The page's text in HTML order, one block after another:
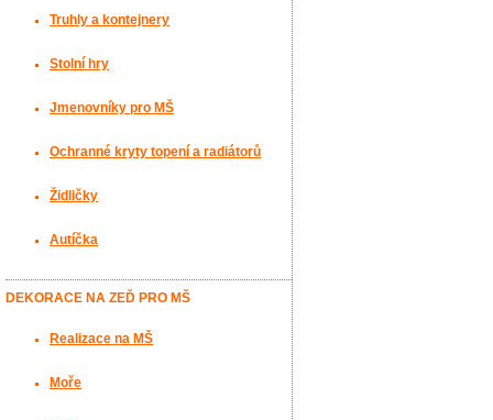
Truhly a kontejnery
Stolní hry
Jmenovníky pro MŠ
Ochranné kryty topení a radiátorů
Židličky
Autíčka
DEKORACE NA ZEĎ PRO MŠ
Realizace na MŠ
Moře